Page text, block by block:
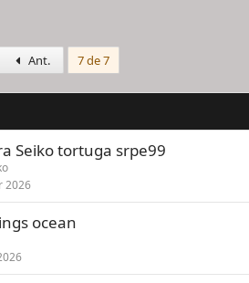
Ant. 7 de 7
Seiko tortuga srpe99
2026
ocean